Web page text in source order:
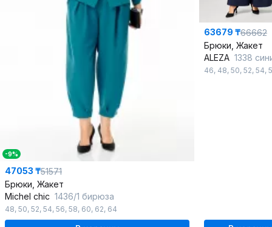
-9%
47053 ₸51571
Брюки, Жакет
Michel chic 1436/1 бирюза
48, 50, 52, 54, 56, 58, 60, 62, 64
63679 ₸66662
Брюки, Жакет
ALEZA 1338
46, 48, 50, 52, 54,